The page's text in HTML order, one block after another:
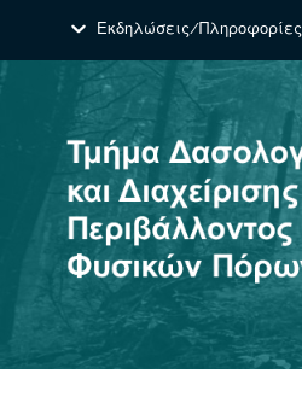
Εκδηλώσεις/Πληροφορίες